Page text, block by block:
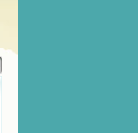
亡。你弃掉知识，我